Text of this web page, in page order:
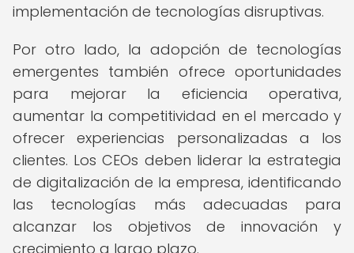
implementación de tecnologías disruptivas.
Por otro lado, la adopción de tecnologías
emergentes también ofrece oportunidades
para mejorar la eficiencia operativa,
aumentar la competitividad en el mercado y
ofrecer experiencias personalizadas a los
clientes. Los CEOs deben liderar la estrategia
de digitalización de la empresa, identificando
las tecnologías más adecuadas para
alcanzar los objetivos de innovación y
crecimiento a largo plazo.